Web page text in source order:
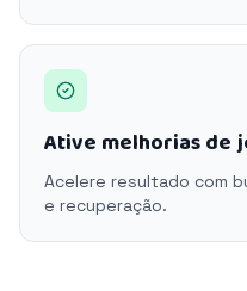
Ative melhorias de
Acelere resultado com
e recuperação.